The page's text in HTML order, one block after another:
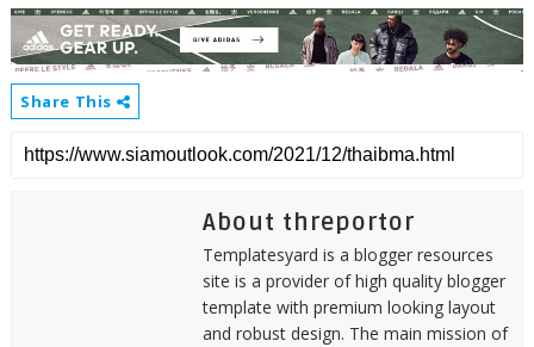
Share This
About threportor
Templatesyard is a blogger resources
site is a provider of high quality blogger
template with premium looking layout
and robust design. The main mission of